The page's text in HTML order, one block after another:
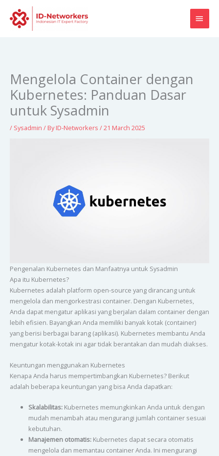
content
Mengelola Container dengan
Kubernetes: Panduan Dasar
untuk Sysadmin
/ Sysadmin / ByID-Networkers /21 March 2025
Pengenalan Kubernetes dan Manfaatnya untuk Sysadmin
Apa itu Kubernetes?
Kubernetes adalah platform open-source yang dirancang untuk
mengelola dan mengorkestrasi container. Dengan Kubernetes,
Anda dapat mengatur aplikasi yang berjalan dalam container dengan
lebih efisien. Bayangkan Anda memiliki banyak kotak (container)
yang berisi berbagai barang (aplikasi). Kubernetes membantu Anda
mengatur kotak-kotak ini agar tidak berantakan dan mudah diakses.
Keuntungan menggunakan Kubernetes
Kenapa Anda harus mempertimbangkan Kubernetes? Berikut
adalah beberapa keuntungan yang bisa Anda dapatkan:
Skalabilitas:Kubernetes memungkinkan Anda untuk dengan
mudah menambah atau mengurangi jumlah container sesuai
kebutuhan.
Manajemen otomatis:Kubernetes dapat secara otomatis
mengelola dan memantau container Anda. Ini mengurangi